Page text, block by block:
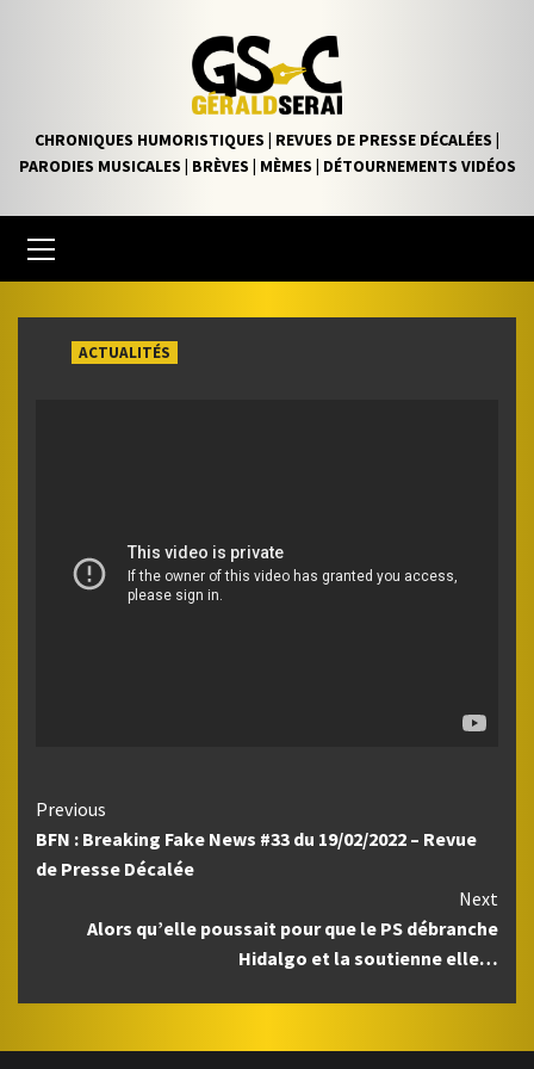
CHRONIQUES HUMORISTIQUES | REVUES DE PRESSE DÉCALÉES |
PARODIES MUSICALES | BRÈVES | MÈMES | DÉTOURNEMENTS VIDÉOS
Menu
ACTUALITÉS
Continue
Reading
Previous
BFN : Breaking Fake News #33 du 19/02/2022 – Revue
de Presse Décalée
Next
Alors qu’elle poussait pour que le PS débranche
Hidalgo et la soutienne elle…